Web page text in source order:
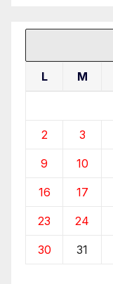
L M
2 3
9 10
16 17
23 24
30 31